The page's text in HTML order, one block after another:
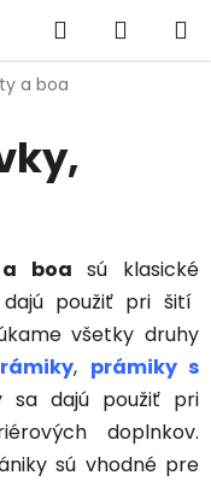
Hľadať
KOŠÍK
a boa
a boa sú klasické
použiť pri šití
všetky druhy
, prámiky s
sa dajú použiť pri
doplnkov.
sú vhodné pre